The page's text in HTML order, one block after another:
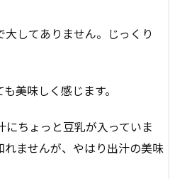
してありません。じっくり
美味しく感じます。
ちょっと豆乳が入っていま
ませんが、やはり出汁の美味